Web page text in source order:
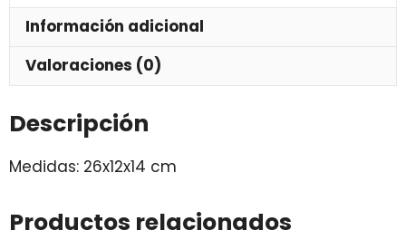
Información adicional
Valoraciones (0)
Descripción
Medidas: 26x12x14 cm
Productos relacionados